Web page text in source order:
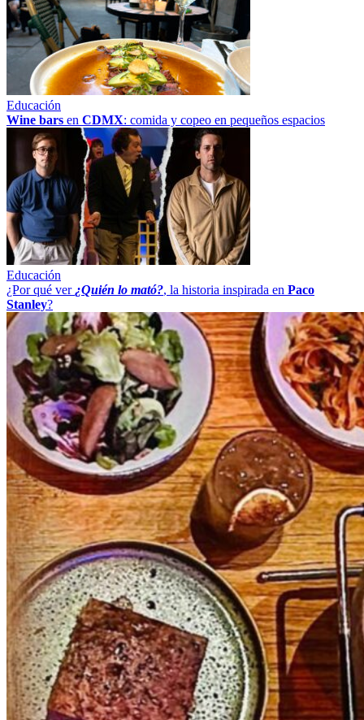
Educación
Wine bars en CDMX: comida y copeo en pequeños espacios
Educación
¿Por qué ver ¿Quién lo mató?, la historia inspirada en Paco
Stanley?